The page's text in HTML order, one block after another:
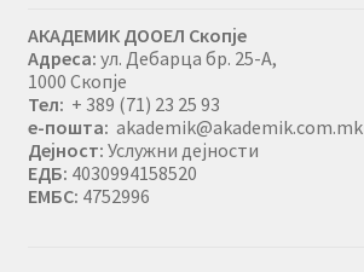
АКАДЕМИК ДООЕЛ Скопје
Адреса: ул. Дебарца бр. 25-А,
1000 Скопје
Тел: + 389 (71) 23 25 93
е-пошта: akademik@akademik.com.mk
Дејност: Услужни дејности
ЕДБ: 4030994158520
ЕМБС: 4752996